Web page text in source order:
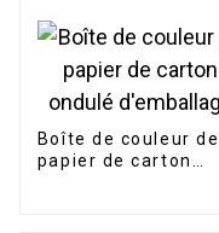
Boîte de couleur de
papier de carton